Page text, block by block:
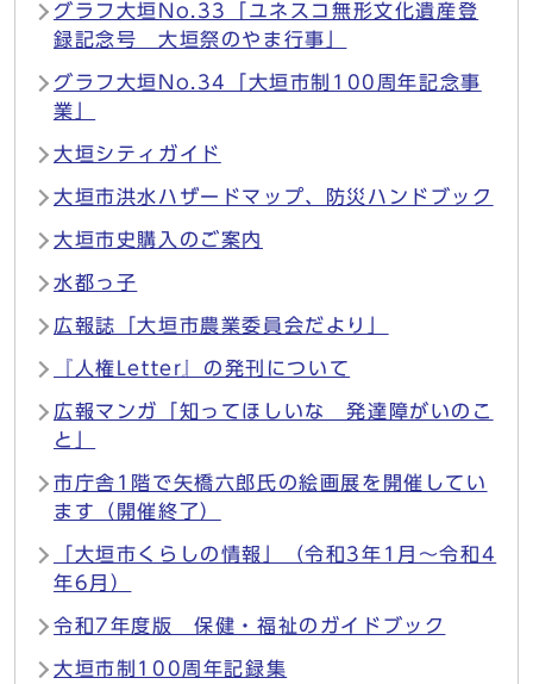
グラフ大垣No.33「ユネスコ無形文化遺産登
録記念号 大垣祭のやま行事」
グラフ大垣No.34「大垣市制100周年記念事
業」
大垣シティガイド
大垣市洪水ハザードマップ、防災ハンドブック
大垣市史購入のご案内
水都っ子
広報誌「大垣市農業委員会だより」
『人権Letter』の発刊について
広報マンガ「知ってほしいな 発達障がいのこ
と」
市庁舎1階で矢橋六郎氏の絵画展を開催してい
ます（開催終了）
「大垣市くらしの情報」（令和3年1月～令和4
年6月）
令和7年度版 保健・福祉のガイドブック
大垣市制100周年記録集